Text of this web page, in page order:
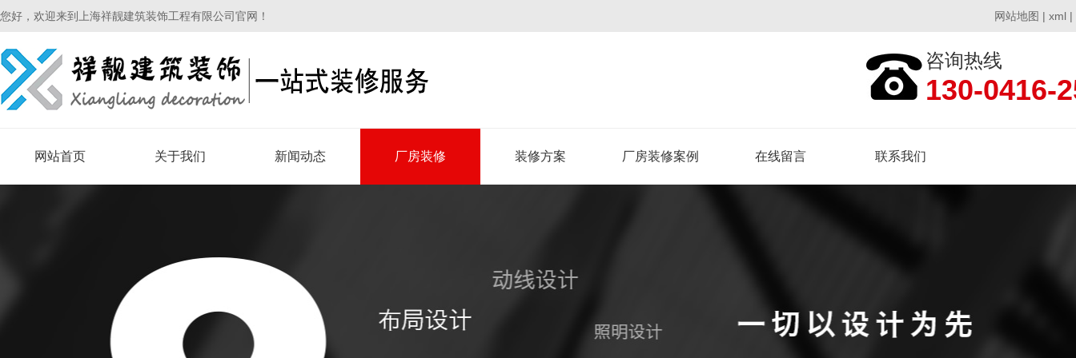
您好，欢迎来到上海祥靓建筑装饰工程有限公司官网！ 网站地图 | xml |
咨询热线
130-0416-
网站首页 关于我们 新闻动态 厂房装修 装修方案 厂房装修案例 在线留言 联系我们